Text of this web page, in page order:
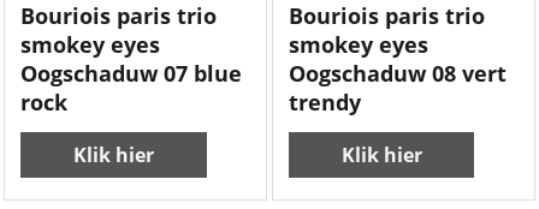
Bouriois paris trio
smokey eyes
Oogschaduw 07 blue
rock
Klik hier
Bouriois paris trio
smokey eyes
Oogschaduw 08 vert
trendy
Klik hier